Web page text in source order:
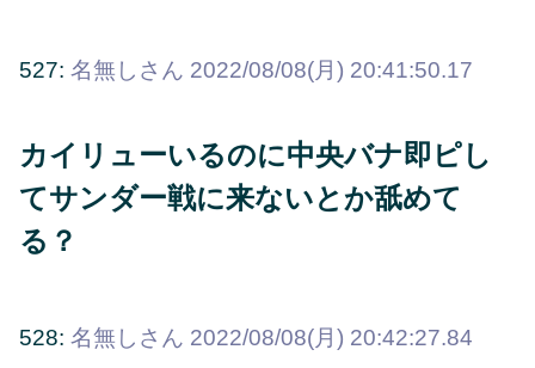
527: 名無しさん 2022/08/08(月) 20:41:50.17
カイリューいるのに中央バナ即ピし
てサンダー戦に来ないとか舐めて
る？
528: 名無しさん 2022/08/08(月) 20:42:27.84